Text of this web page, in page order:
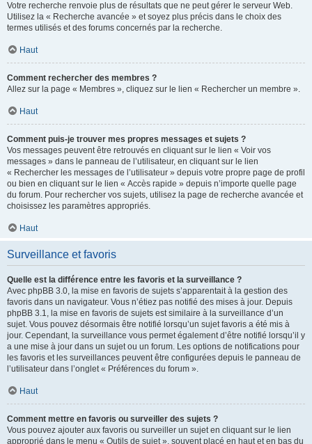
Votre recherche renvoie plus de résultats que ne peut gérer le serveur Web.
Utilisez la « Recherche avancée » et soyez plus précis dans le choix des
termes utilisés et des forums concernés par la recherche.
Haut
Comment rechercher des membres ?
Allez sur la page « Membres », cliquez sur le lien « Rechercher un membre ».
Haut
Comment puis-je trouver mes propres messages et sujets ?
Vos messages peuvent être retrouvés en cliquant sur le lien « Voir vos
messages » dans le panneau de l’utilisateur, en cliquant sur le lien
« Rechercher les messages de l’utilisateur » depuis votre propre page de profil
ou bien en cliquant sur le lien « Accès rapide » depuis n’importe quelle page
du forum. Pour rechercher vos sujets, utilisez la page de recherche avancée et
choisissez les paramètres appropriés.
Haut
Surveillance et favoris
Quelle est la différence entre les favoris et la surveillance ?
Avec phpBB 3.0, la mise en favoris de sujets s’apparentait à la gestion des
favoris dans un navigateur. Vous n’étiez pas notifié des mises à jour. Depuis
phpBB 3.1, la mise en favoris de sujets est similaire à la surveillance d’un
sujet. Vous pouvez désormais être notifié lorsqu’un sujet favoris a été mis à
jour. Cependant, la surveillance vous permet également d’être notifié lorsqu’il y
a une mise à jour dans un sujet ou un forum. Les options de notifications pour
les favoris et les surveillances peuvent être configurées depuis le panneau de
l’utilisateur dans l’onglet « Préférences du forum ».
Haut
Comment mettre en favoris ou surveiller des sujets ?
Vous pouvez ajouter aux favoris ou surveiller un sujet en cliquant sur le lien
approprié dans le menu « Outils de sujet », souvent placé en haut et en bas du